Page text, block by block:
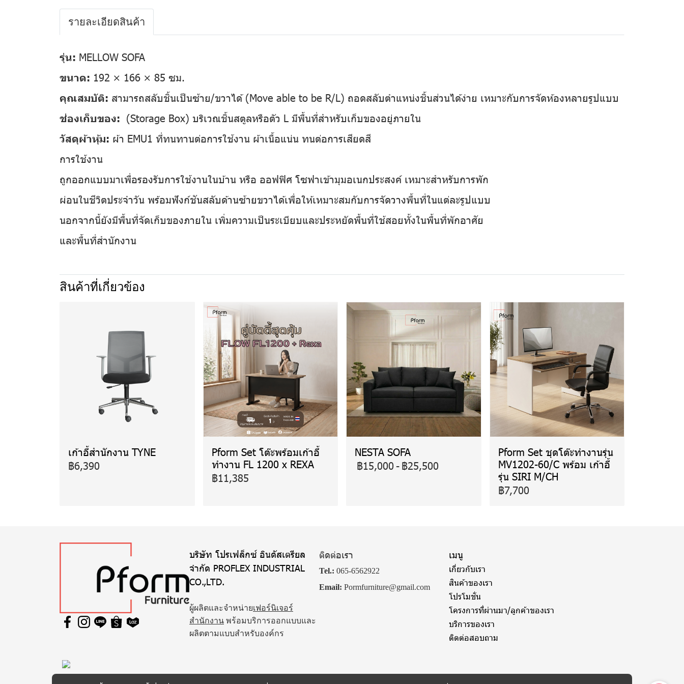
รายละเอียดสินค้า
รุ่น: MELLOW SOFA
ขนาด: 192 × 166 × 85 ซม.
คุณสมบัติ: สามารถสลับชิ้นเป็นซ้าย/ขวาได้ (Move able to be R/L) ถอดสลับตำแหน่งชิ้นส่วนได้ง่าย เหมาะกับการจัดห้องหลายรูปแบบ
ช่องเก็บของ: (Storage Box) บริเวณชิ้นสตูลหรือตัว L มีพื้นที่สำหรับเก็บของอยู่ภายใน
วัสดุผ้าหุ้ม: ผ้า EMU1 ที่ทนทานต่อการใช้งาน ผ้าเนื้อแน่น ทนต่อการเสียดสี
การใช้งาน
ถูกออกแบบมาเพื่อรองรับการใช้งานในบ้าน หรือ ออฟฟิศ โซฟาเข้ามุมอเนกประสงค์ เหมาะสำหรับการพัก
ผ่อนในชีวิตประจำวัน พร้อมฟังก์ชันสลับด้านซ้ายขวาได้เพื่อให้เหมาะสมกับการจัดวางพื้นที่ในแต่ละรูปแบบ
นอกจากนี้ยังมีพื้นที่จัดเก็บของภายใน เพิ่มความเป็นระเบียบและประหยัดพื้นที่ใช้สอยทั้งในพื้นที่พักอาศัย
และพื้นที่สำนักงาน
สินค้าที่เกี่ยวข้อง
เก้าอี้สำนักงาน TYNE
฿6,390
Pform Set โต๊ะพร้อมเก้าอี้
ทำงาน FL 1200 x REXA
฿11,385
NESTA SOFA
฿15,000-฿25,500
Pform Set ชุดโต๊ะทำงานรุ่น
MV1202-60/C พร้อม เก้าอี้
รุ่น SIRI M/CH
฿7,700
บริษัท โปรเฟล็กซ์ อินดัสเตรียล
จำกัด PROFLEX INDUSTRIAL
CO.,LTD.
ผู้ผลิตและจำหน่ายเฟอร์นิเจอร์
สำนักงาน พร้อมบริการออกแบบและ
ผลิตตามแบบสำหรับองค์กร
ติดต่อเรา
Tel.: 065-6562922
Email: Pormfurniture@gmail.com
เมนู
เกี่ยวกับเรา
สินค้าของเรา
โปรโมชั่น
โครงการที่ผ่านมา/ลูกค้าของเรา
บริการของเรา
ติดต่อสอบถาม